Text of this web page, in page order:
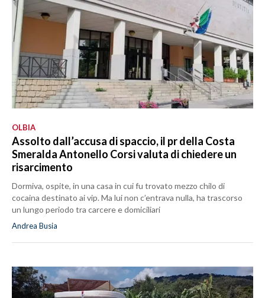
OLBIA
Assolto dall’accusa di spaccio, il pr della Costa
Smeralda Antonello Corsi valuta di chiedere un
risarcimento
Dormiva, ospite, in una casa in cui fu trovato mezzo chilo di
cocaina destinato ai vip. Ma lui non c’entrava nulla, ha trascorso
un lungo periodo tra carcere e domiciliari
Andrea Busia